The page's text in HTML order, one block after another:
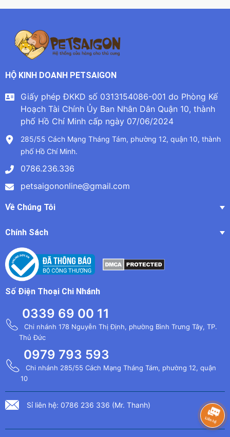
HỘ KINH DOANH PETSAIGON
Giấy phép ĐKKD số 0313154086-001 do Phòng Kế
Hoạch Tài Chính Ủy Ban Nhân Dân Quận 10, thành
phố Hồ Chí Minh cấp ngày 07/06/2024
285/55 Cách Mạng Tháng Tám, phường 12, quận 10, thành
phố Hồ Chí Minh.
0786.236.336
petsaigononline@gmail.com
Về Chúng Tôi
Chính Sách
Số Điện Thoại Chi Nhánh
0339 69 00 11
Chi nhánh 178 Nguyễn Thị Định, phường Bình Trưng Tây, TP.
Thủ Đức
0979 793 593
Chi nhánh 285/55 Cách Mạng Tháng Tám, phường 12, quận
10
Sỉ liên hệ: 0786 236 336 (Mr. Thanh)